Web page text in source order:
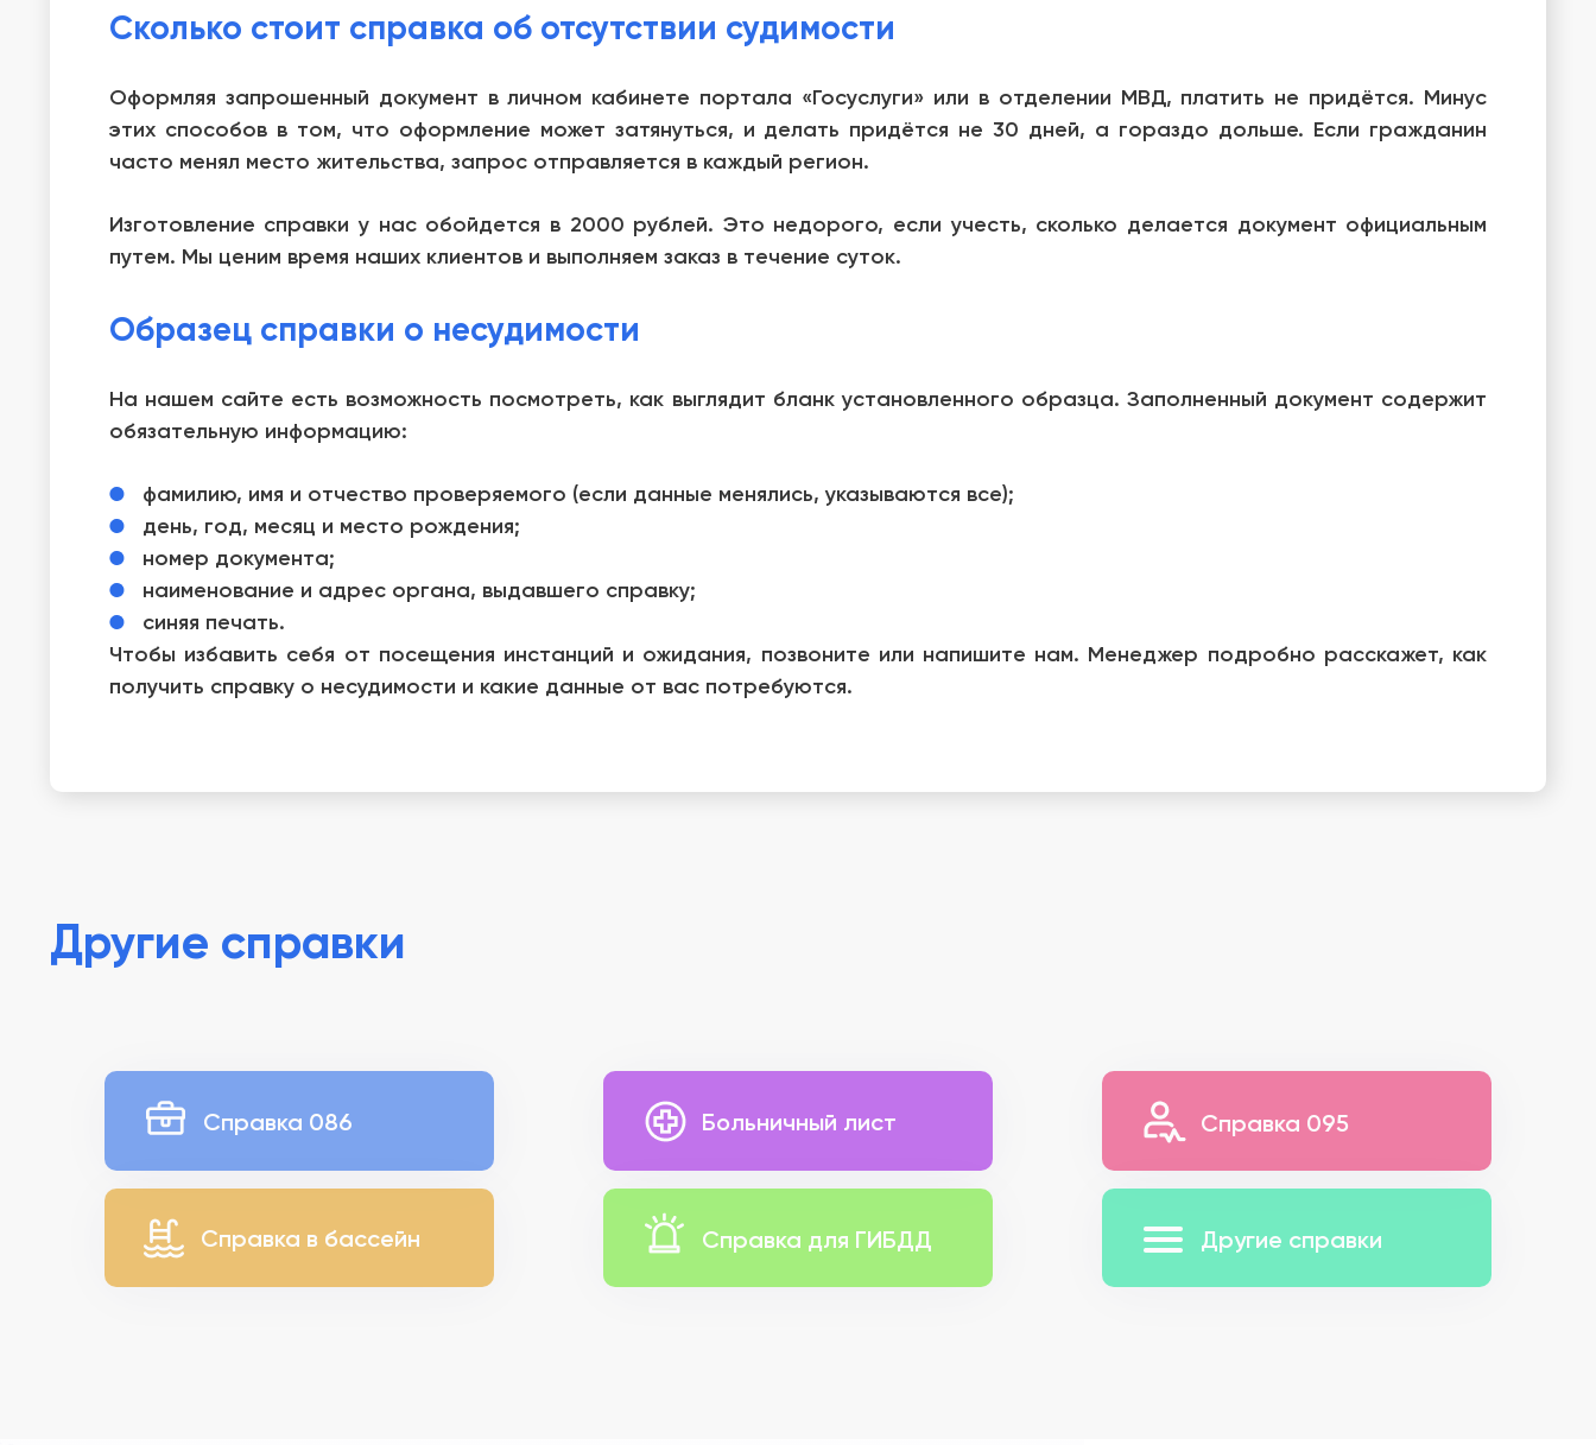
Сколько стоит справка об отсутствии судимости
Оформляя запрошенный документ в личном кабинете портала «Госуслуги» или в отделении МВД, платить не придётся. Минус
этих способов в том, что оформление может затянуться, и делать придётся не 30 дней, а гораздо дольше. Если гражданин
часто менял место жительства, запрос отправляется в каждый регион.
Изготовление справки у нас обойдется в 2000 рублей. Это недорого, если учесть, сколько делается документ официальным
путем. Мы ценим время наших клиентов и выполняем заказ в течение суток.
Образец справки о несудимости
На нашем сайте есть возможность посмотреть, как выглядит бланк установленного образца. Заполненный документ содержит
обязательную информацию:
фамилию, имя и отчество проверяемого (если данные менялись, указываются все);
день, год, месяц и место рождения;
номер документа;
наименование и адрес органа, выдавшего справку;
синяя печать.
Чтобы избавить себя от посещения инстанций и ожидания, позвоните или напишите нам. Менеджер подробно расскажет, как
получить справку о несудимости и какие данные от вас потребуются.
Другие справки
Справка 086 Больничный лист Справка 095
Справка в бассейн Справка для ГИБДД Другие справки